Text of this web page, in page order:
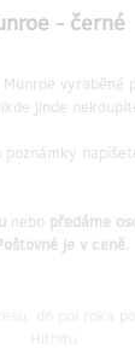
- černé
Munroe vyraběné
jinde
nebo předáme
je v ceně.